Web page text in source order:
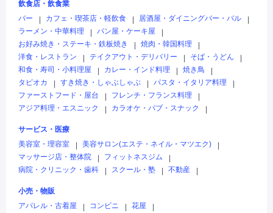
飲食店・飲食業
バー
カフェ・喫茶店・軽飲食 居酒屋・ダイニングバー・バル
ラーメン・中華料理
パン屋・ケーキ屋
お好み焼き・ステーキ・鉄板焼き
焼肉・韓国料理
洋食・レストラン
テイクアウト・デリバリー そば・うどん
和食・寿司・小料理屋
カレー・インド料理 焼き鳥
タピオカ
すき焼き・しゃぶしゃぶ パスタ・イタリア料理
ファーストフード・屋台
フレンチ・フランス料理
アジア料理・エスニック
カラオケ・パブ・スナック
サービス・医療
美容室・理容室
美容サロン(エステ・ネイル・マツエク)
マッサージ店・整体院
フィットネスジム
病院・クリニック・歯科
スクール・塾 不動産
小売・物販
アパレル・古着屋
コンビニ 花屋